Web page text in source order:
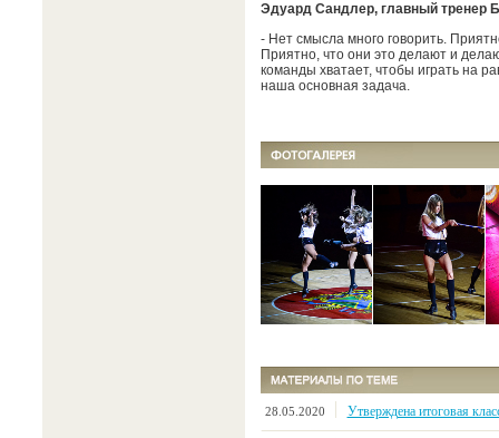
Эдуард Сандлер, главный тренер
- Нет смысла много говорить.
Приятно, что они это делают и
команды хватает, чтобы играть на
наша основная задача.
28.05.2020 Утверждена итоговая